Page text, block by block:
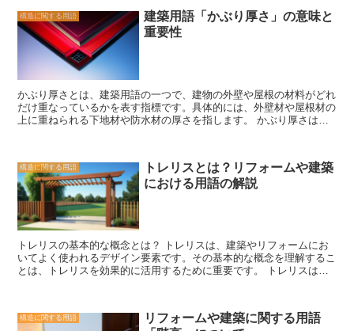
暖房の負荷が少なくなり、エネルギーの消費量を抑えることができま
す。また、断熱によって室内の温度が安定するため、快適な環境を維
持することができます。 断熱は建物の耐久性にも関わっています。
適切な断熱が行われていないと、湿気や結露が発生し、建物の構造に
悪影響を及ぼす可能性があります。断熱材を適切に選び、施工するこ
とで、建物の寿命を延ばすことができます。 断熱は、建物の快適
性、エネルギー効率、耐久性に大きく影響する重要な要素です。建築
やリフォームを行う際には、断熱に十分な注意を払い、適切な断熱材
を使用することが必要です。
ることが多く、建物の重みを分散し、地盤に均等に負荷をかける役割
を果たしています。また、スラブは建物の床面としても機能し、人々
が歩いたり、家具を置いたりするための平らな表面を提供します。
スラブは、建物の設計や構造に応じてさまざまな形状や厚さで作られ
ます。一般的には、単純な平面のスラブが使用されますが、複雑な形
状や階層構造の建物では、複数のスラブが組み合わされることもあり
ます。また、スラブには補強材や断熱材が組み込まれることもありま
す。 スラブのリフォームや修理は、建物の耐久性や安全性を保つた
めに重要です。スラブに亀裂や浸水などの問題がある場合は、専門家
に相談し、適切な対策を取ることが必要です。また、スラブの表面の
性に直結します。正しく設計され、適切にメンテナンスされたスラブ
は、建物の寿命を延ばし、快適な居住環境を提供します。
構造に関する用語
建築用語「かぶり厚さ」の意味と
重要性
かぶり厚さとは、建築用語の一つで、建物の外壁や屋根の材料がどれ
だけ重なっているかを表す指標です。具体的には、外壁材や屋根材の
上に重ねられる下地材や防水材の厚さを指します。 かぶり厚さは、
ります。 特に、屋根のかぶり厚さは、雨水や雪の浸入を防ぐために
非常に重要です。適切なかぶり厚さが確保されていないと、屋根材の
下に水が侵入し、建物内部に漏水や湿気が発生する可能性がありま
す。また、風の強い地域では、適切なかぶり厚さが確保されていない
と、風による圧力が外壁にかかり、建物の構造に損傷を与える可能性
もあります。 かぶり厚さの適正な値は、建築基準法や建築基準法施
行令によって定められています。一般的には、外壁のかぶり厚さは
20mm以上、屋根のかぶり厚さは30mm以上が推奨されています。た
だし、地域や建物の用途によって異なる場合もありますので、建築士
ながら、建物のデザイン性や美しさを追求することが求められます。
また、かぶり厚さを考慮した上で、材料の選定や施工方法の選択も重
構造に関する用語
トレリスとは？リフォームや建築
における用語の解説
トレリスの基本的な概念とは？ トレリスは、建築やリフォームにお
いてよく使われるデザイン要素です。その基本的な概念を理解するこ
とは、トレリスを効果的に活用するために重要です。 トレリスは、
ントを加えることです。例えば、庭の一部にトレリスを設置すること
構造に関する用語
リフォームや建築に関する用語